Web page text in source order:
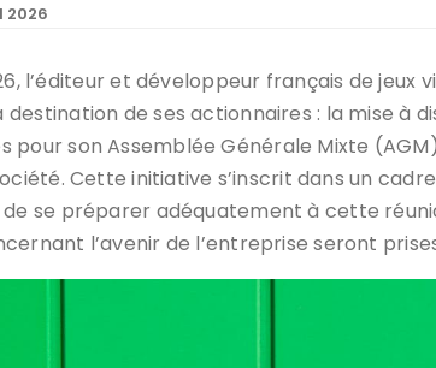
2026
l’éditeur et développeur français de jeux
de ses actionnaires : la mise à
pour son Assemblée Générale Mixte (AGM)
Cette initiative s’inscrit dans un
de se préparer adéquatement à cette
l’avenir de l’entreprise seront